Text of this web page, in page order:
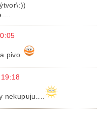
pivo
nekupuju....